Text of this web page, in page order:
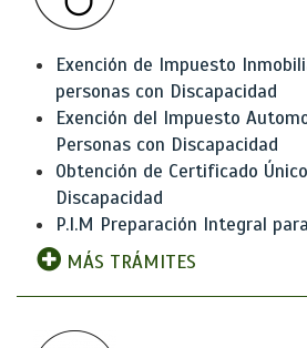
Exención de Impuesto
personas con Discapacidad
Exención del Impuesto
Personas con Discapacidad
Obtención de Certificado
Discapacidad
P.I.M Preparación Integral
MÁS TRÁMITES